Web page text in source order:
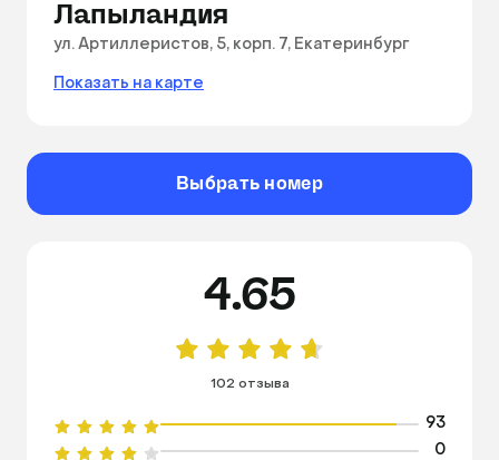
Лапыландия
ул. Артиллеристов, 5, корп. 7, Екатеринбург
Показать на карте
Выбрать номер
4.65
102 отзыва
93
0